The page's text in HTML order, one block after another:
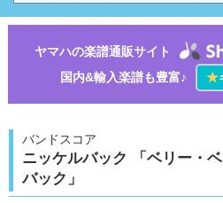
ヤマハの楽譜通販サイト
国内&輸入楽譜も豊富♪
★
バンドスコア
ニッケルバック 「ベリー・
バック」